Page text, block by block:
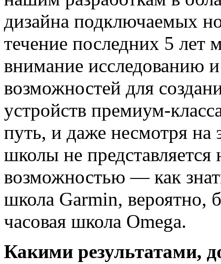
дизайна подключаемых
течение последних 5
внимание исследованию
возможностей для
устройств премиум-
путь, и даже несмотря на
школы не представляется
возможностью — как
школа Garmin, вероятно,
часовая школа Omega.
Какими результатами,